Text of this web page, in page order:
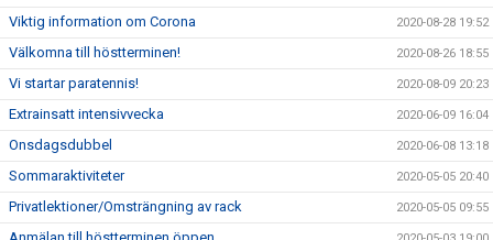
Viktig information om Corona 2020-08-28 19:52
Välkomna till höstterminen! 2020-08-26 18:55
Vi startar paratennis! 2020-08-09 20:23
Extrainsatt intensivvecka 2020-06-09 16:04
Onsdagsdubbel 2020-06-08 13:18
Sommaraktiviteter 2020-05-05 20:40
Privatlektioner/Omsträngning av rack 2020-05-05 09:55